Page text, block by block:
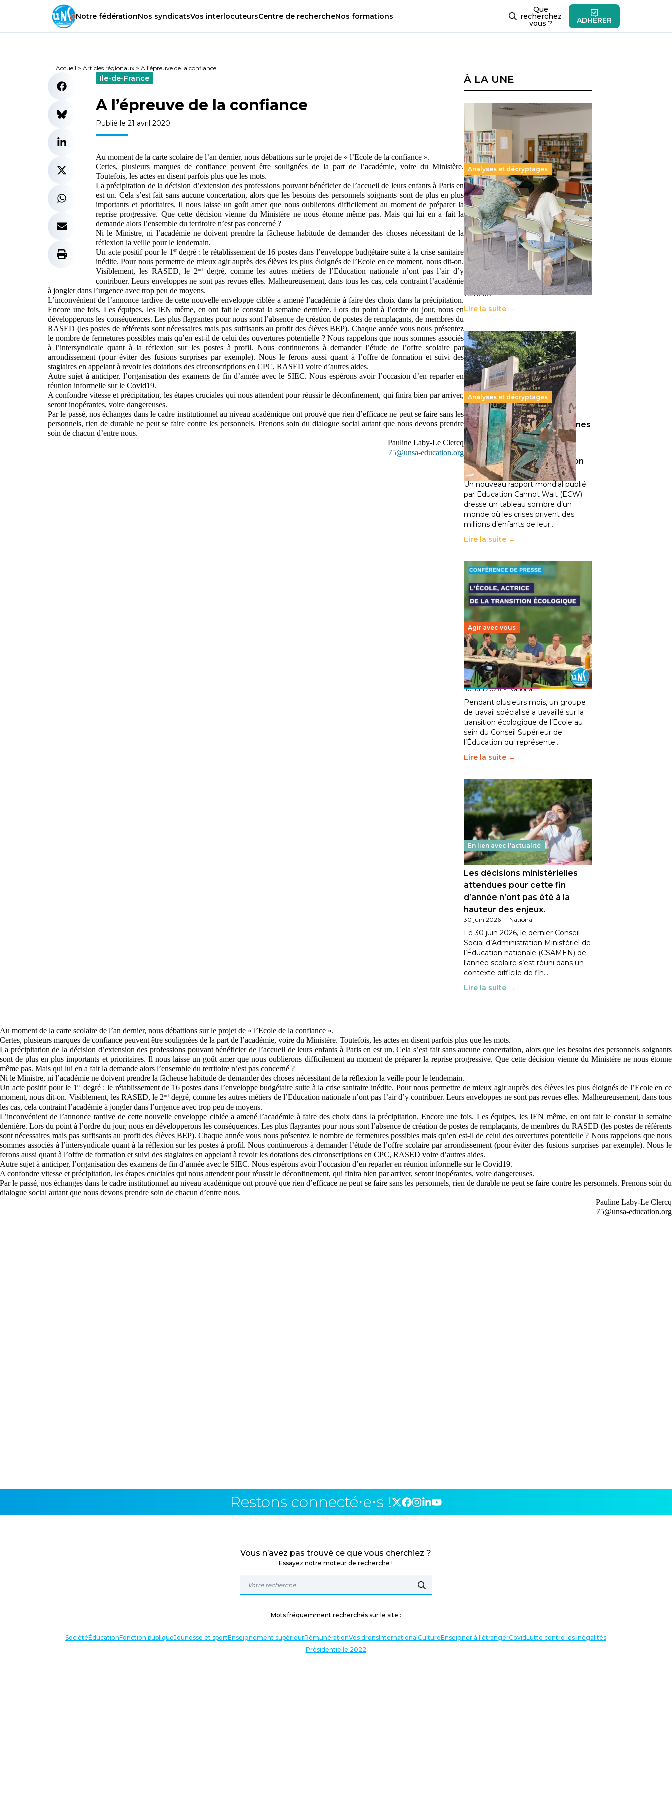
Notre fédérationNos syndicatsVos interlocuteursCentre de rechercheNos formations
Que
recherchez
vous ? ADHÉRER
Accueil > Articles régionaux > A l’épreuve de la confiance
Ile-de-France
A l’épreuve de la confiance
Publié le 21 avril 2020
Au moment de la carte scolaire de l’an dernier, nous débattions sur le projet de « l’Ecole de la confiance ».
Certes, plusieurs marques de confiance peuvent être soulignées de la part de l’académie, voire du Ministère.
Toutefois, les actes en disent parfois plus que les mots.
La précipitation de la décision d’extension des professions pouvant bénéficier de l’accueil de leurs enfants à Paris en
est un. Cela s’est fait sans aucune concertation, alors que les besoins des personnels soignants sont de plus en plus
importants et prioritaires. Il nous laisse un goût amer que nous oublierons difficilement au moment de préparer la
reprise progressive. Que cette décision vienne du Ministère ne nous étonne même pas. Mais qui lui en a fait la
demande alors l’ensemble du territoire n’est pas concerné ?
Ni le Ministre, ni l’académie ne doivent prendre la fâcheuse habitude de demander des choses nécessitant de la
réflexion la veille pour le lendemain.
Un acte positif pour le 1 er degré : le rétablissement de 16 postes dans l’enveloppe budgétaire suite à la crise sanitaire
inédite. Pour nous permettre de mieux agir auprès des élèves les plus éloignés de l’Ecole en ce moment, nous dit-on.
Visiblement, les RASED, le 2nd
degré, comme les autres métiers de l’Education nationale n’ont pas l’air d’y
contribuer. Leurs enveloppes ne sont pas revues elles. Malheureusement, dans tous les cas, cela contraint l’académie
à jongler dans l’urgence avec trop peu de moyens.
L’inconvénient de l’annonce tardive de cette nouvelle enveloppe ciblée a amené l’académie à faire des choix dans la précipitation.
Encore une fois. Les équipes, les IEN même, en ont fait le constat la semaine dernière. Lors du point à l’ordre du jour, nous en
développerons les conséquences. Les plus flagrantes pour nous sont l’absence de création de postes de remplaçants, de membres du
RASED (les postes de référents sont nécessaires mais pas suffisants au profit des élèves BEP). Chaque année vous nous présentez
le nombre de fermetures possibles mais qu’en est-il de celui des ouvertures potentielle ? Nous rappelons que nous sommes associés
à l’intersyndicale quant à la réflexion sur les postes à profil. Nous continuerons à demander l’étude de l’offre scolaire par
arrondissement (pour éviter des fusions surprises par exemple). Nous le ferons aussi quant à l’offre de formation et suivi des
stagiaires en appelant à revoir les dotations des circonscriptions en CPC, RASED voire d’autres aides.
Autre sujet à anticiper, l’organisation des examens de fin d’année avec le SIEC. Nous espérons avoir l’occasion d’en reparler en
réunion informelle sur le Covid19.
A confondre vitesse et précipitation, les étapes cruciales qui nous attendent pour réussir le déconfinement, qui finira bien par arriver,
seront inopérantes, voire dangereuses.
Par le passé, nos échanges dans le cadre institutionnel au niveau académique ont prouvé que rien d’efficace ne peut se faire sans les
personnels, rien de durable ne peut se faire contre les personnels. Prenons soin du dialogue social autant que nous devons prendre
soin de chacun d’entre nous.
Pauline Laby-Le Clercq
75@unsa-education.org
À LA UNE
Analyses et décryptages
Supérieur privé : une dérive
qui met à mal la promesse
républicaine
11 juillet 2026- National
Le projet de loi sur la régulation de
l’enseignement supérieur privé met
en lumière l’amplification d’un
système qui relègue l’acte
pédagogique au superfétatoire,
voire à…
Lire la suite →
Analyses et décryptages
258 millions d’enfants victimes
de la guerre, des chocs
climatiques et des
déplacements de population
11 juillet 2026 -National
Un nouveau rapport mondial publié
par Education Cannot Wait (ECW)
dresse un tableau sombre d’un
monde où les crises privent des
millions d’enfants de leur…
Lire la suite →
Agir avec vous
Transition écologique de
l’éducation : l’UNSA Éducation
fait bouger les lignes
30 juin 2026-National
Pendant plusieurs mois, un groupe
de travail spécialisé a travaillé sur la
transition écologique de l’Ecole au
sein du Conseil Supérieur de
l’Éducation qui représente…
Lire la suite →
En lien avec l'actualité
Les décisions ministérielles
attendues pour cette fin
d’année n’ont pas été à la
hauteur des enjeux.
30 juin 2026 - National
Le 30 juin 2026, le dernier Conseil
Social d’Administration Ministériel de
l’Éducation nationale (CSAMEN) de
l'année scolaire s’est réuni dans un
contexte difficile de fin…
Lire la suite →
Au moment de la carte scolaire de l’an dernier, nous débattions sur le projet de « l’Ecole de la confiance ».
Certes, plusieurs marques de confiance peuvent être soulignées de la part de l’académie, voire du Ministère. Toutefois, les actes en disent parfois plus que les mots.
La précipitation de la décision d’extension des professions pouvant bénéficier de l’accueil de leurs enfants à Paris en est un. Cela s’est fait sans aucune concertation, alors que les besoins des personnels soignants
sont de plus en plus importants et prioritaires. Il nous laisse un goût amer que nous oublierons difficilement au moment de préparer la reprise progressive. Que cette décision vienne du Ministère ne nous étonne
même pas. Mais qui lui en a fait la demande alors l’ensemble du territoire n’est pas concerné ?
Ni le Ministre, ni l’académie ne doivent prendre la fâcheuse habitude de demander des choses nécessitant de la réflexion la veille pour le lendemain.
Un acte positif pour le 1erdegré : le rétablissement de 16 postes dans l’enveloppe budgétaire suite à la crise sanitaire inédite. Pour nous permettre de mieux agir auprès des élèves les plus éloignés de l’Ecole en ce
moment, nous dit-on. Visiblement, les RASED, le 2nd degré, comme les autres métiers de l’Education nationale n’ont pas l’air d’y contribuer. Leurs enveloppes ne sont pas revues elles. Malheureusement, dans tous
les cas, cela contraint l’académie à jongler dans l’urgence avec trop peu de moyens.
L’inconvénient de l’annonce tardive de cette nouvelle enveloppe ciblée a amené l’académie à faire des choix dans la précipitation. Encore une fois. Les équipes, les IEN même, en ont fait le constat la semaine
dernière. Lors du point à l’ordre du jour, nous en développerons les conséquences. Les plus flagrantes pour nous sont l’absence de création de postes de remplaçants, de membres du RASED (les postes de référents
sont nécessaires mais pas suffisants au profit des élèves BEP). Chaque année vous nous présentez le nombre de fermetures possibles mais qu’en est-il de celui des ouvertures potentielle ? Nous rappelons que nous
sommes associés à l’intersyndicale quant à la réflexion sur les postes à profil. Nous continuerons à demander l’étude de l’offre scolaire par arrondissement (pour éviter des fusions surprises par exemple). Nous le
ferons aussi quant à l’offre de formation et suivi des stagiaires en appelant à revoir les dotations des circonscriptions en CPC, RASED voire d’autres aides.
Autre sujet à anticiper, l’organisation des examens de fin d’année avec le SIEC. Nous espérons avoir l’occasion d’en reparler en réunion informelle sur le Covid19.
A confondre vitesse et précipitation, les étapes cruciales qui nous attendent pour réussir le déconfinement, qui finira bien par arriver, seront inopérantes, voire dangereuses.
Par le passé, nos échanges dans le cadre institutionnel au niveau académique ont prouvé que rien d’efficace ne peut se faire sans les personnels, rien de durable ne peut se faire contre les personnels. Prenons soin du
dialogue social autant que nous devons prendre soin de chacun d’entre nous.
Pauline Laby-Le Clercq
75@unsa-education.org
Restons connecté⋅e⋅s !
Vous n’avez pas trouvé ce que vous cherchiez ?
Essayez notre moteur de recherche !
Mots fréquemment recherchés sur le site :
SociétéÉducationFonction publiqueJeunesse et sportEnseignement supérieurRémunérationVos droitsInternational CultureEnseigner à l'étrangerCovidLutte contre les inégalités
Présidentielle 2022